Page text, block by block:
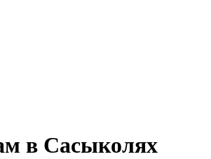
в Сасыколях